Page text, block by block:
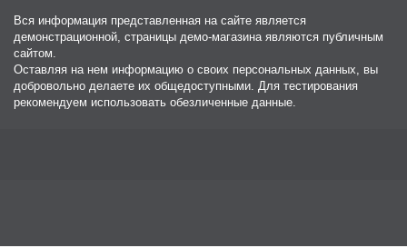
Вся информация представленная на сайте является
демонстрационной, страницы демо-магазина являются публичным
сайтом.
Оставляя на нем информацию о своих персональных данных, вы
добровольно делаете их общедоступными. Для тестирования
рекомендуем использовать обезличенные данные.